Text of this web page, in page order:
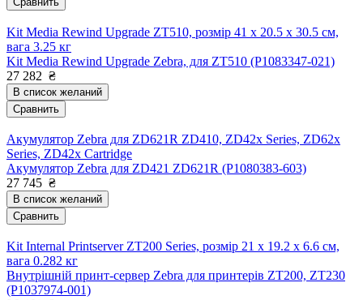
Kit Media Rewind Upgrade ZT510, розмір 41 x 20.5 x 30.5 см,
вага 3.25 кг
Kit Media Rewind Upgrade Zebra, для ZT510 (P1083347-021)
27 282 ₴
В список желаний
Сравнить
Акумулятор Zebra для ZD621R ZD410, ZD42x Series, ZD62x
Series, ZD42x Cartridge
Акумулятор Zebra для ZD421 ZD621R (P1080383-603)
27 745 ₴
В список желаний
Сравнить
Kit Internal Printserver ZT200 Series, розмір 21 x 19.2 x 6.6 см,
вага 0.282 кг
Внутрішній принт-сервер Zebra для принтерів ZT200, ZT230
(P1037974-001)